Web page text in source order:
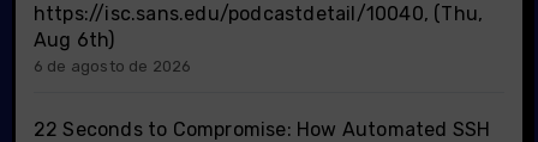
https://isc.sans.edu/podcastdetail/10040, (Thu,
Aug 6th)
6 de agosto de 2026
22 Seconds to Compromise: How Automated SSH